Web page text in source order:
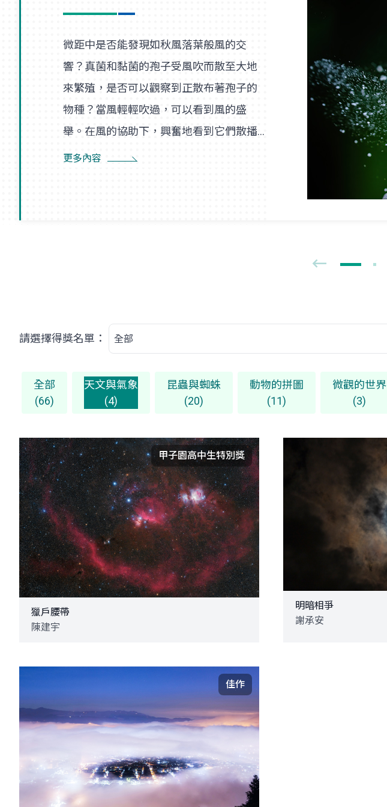
微距中是否能發現如秋風落葉般風的交
響？真菌和黏菌的孢子受風吹而散至大地
來繁殖，是否可以觀察到正散布著孢子的
物種？當風輕輕吹過，可以看到風的盛
舉。在風的協助下，興奮地看到它們散播
孢子的盛況，在精彩過程中也看到了風的
更多內容
請選擇得獎名單：
全部
(66)
天文與氣象
(4)
昆蟲與蜘蛛
(20)
動物的拼圖
(11)
微觀的世界
(3)
甲子園高中生特別獎
獵戶腰帶
陳建宇
明暗相爭
謝承安
佳作